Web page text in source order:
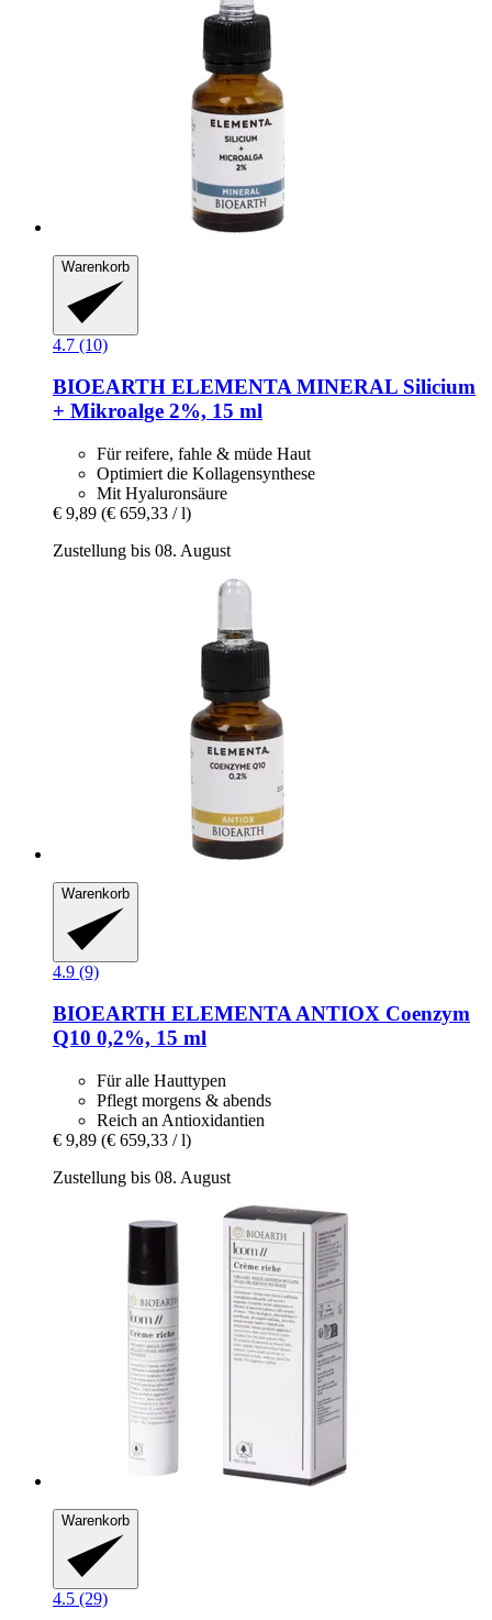
Warenkorb
4.7 (10)
BIOEARTH ELEMENTA MINERAL Silicium
+ Mikroalge 2%, 15 ml
Für reifere, fahle & müde Haut
Optimiert die Kollagensynthese
Mit Hyaluronsäure
€ 9,89 (€ 659,33 / l)
Zustellung bis 08. August
Warenkorb
4.9 (9)
BIOEARTH ELEMENTA ANTIOX Coenzym
Q10 0,2%, 15 ml
Für alle Hauttypen
Pflegt morgens & abends
Reich an Antioxidantien
€ 9,89 (€ 659,33 / l)
Zustellung bis 08. August
Warenkorb
4.5 (29)